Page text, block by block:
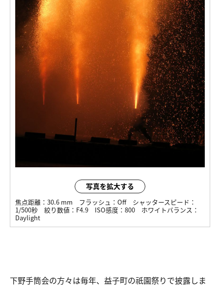
写真を拡大する
焦点距離： 30.6 mm フラッシュ： Off
シャッタースピード：
1/500秒
絞り数値： F4.9 ISO感度： 800
ホワイトバランス：
Daylight
下野手筒会の方々は毎年、益子町の祇園祭りで披露しま